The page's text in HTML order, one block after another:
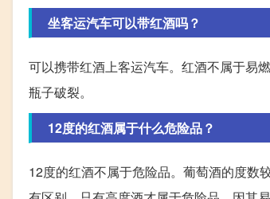
坐客运汽车可以带红酒吗？
可以携带红酒上客运汽车。红酒不属于易
瓶子破裂。
12度的红酒属于什么危险品？
12度的红酒不属于危险品。葡萄酒的度数